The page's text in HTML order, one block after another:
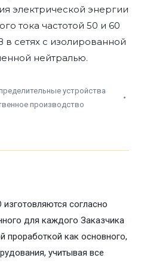
электрической энергии
тока частотой 50 и 60
в сетях с изолированной
нейтралью.
устройства
производство
согласно
для каждого Заказчика
проработкой как основного,
учитывая все